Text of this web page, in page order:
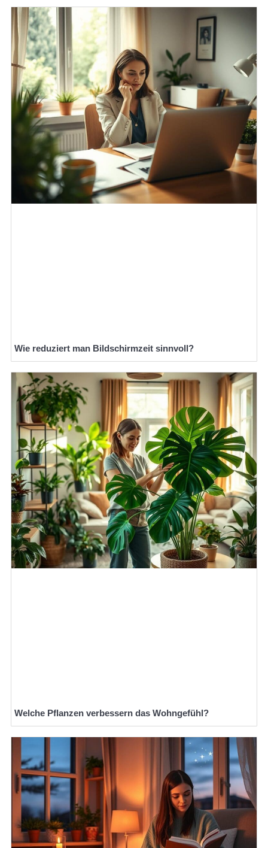
Wie reduziert man Bildschirmzeit sinnvoll?
Welche Pflanzen verbessern das Wohngefühl?